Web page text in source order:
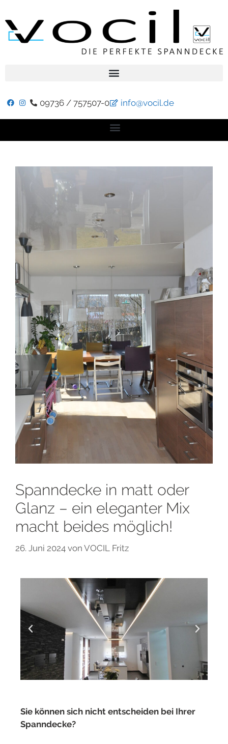
09736 / 757507-0 info@vocil.de
Spanndecke in matt oder
Glanz – ein eleganter Mix
macht beides möglich!
26. Juni 2024 von VOCIL Fritz
Sie können sich nicht entscheiden bei Ihrer
Spanndecke?